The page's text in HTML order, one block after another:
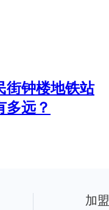
街钟楼地铁站
多远？
加